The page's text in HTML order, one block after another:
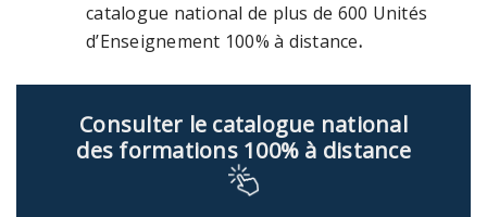
catalogue national de plus de 600 Unités
d’Enseignement 100% à distance.
Consulter le catalogue national
des formations 100% à distance